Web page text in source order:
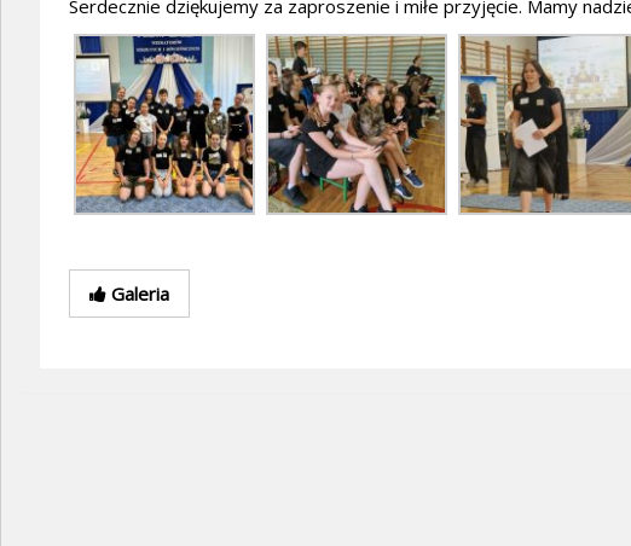
Serdecznie dziękujemy za zaproszenie i miłe przyjęcie. Mamy
Galeria